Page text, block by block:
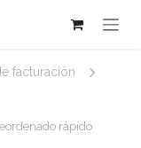
facturación
rápido